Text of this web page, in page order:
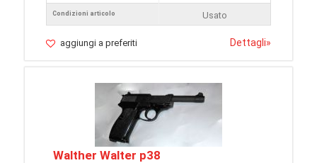
Condizioni articolo
Usato
aggiungi a preferiti Dettagli»
Walther Walter p38